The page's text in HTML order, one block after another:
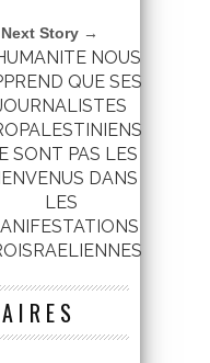
Next Story →
NOUS
QUE SES
SONT PAS LES
DANS
LES